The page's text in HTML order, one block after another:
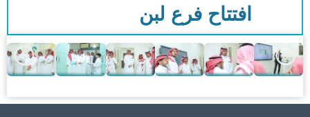
افتتاح فرع لبن